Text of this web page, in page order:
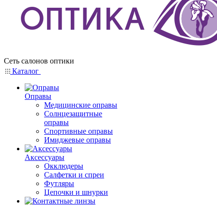
Сеть салонов оптики
Каталог
Оправы
Медицинские оправы
Солнцезащитные
оправы
Спортивные оправы
Имиджевые оправы
Аксессуары
Окклюдеры
Салфетки и спреи
Футляры
Цепочки и шнурки